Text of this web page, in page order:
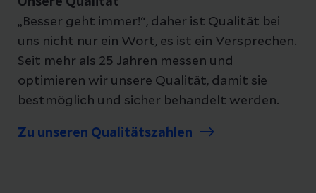
„Besser geht immer!“, daher ist Qualität bei
uns nicht nur ein Wort, es ist ein Versprechen.
Seit mehr als 25 Jahren messen und
optimieren wir unsere Qualität, damit sie
bestmöglich und sicher behandelt werden.
Zu unseren Qualitätszahlen